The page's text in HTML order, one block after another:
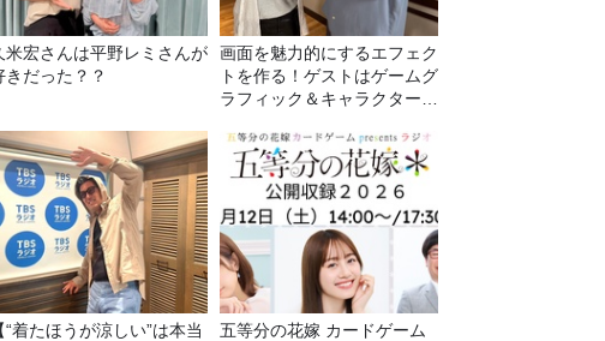
米宏さんは平野レミさんが
きだった？？
画面を魅力的にするエフェク
トを作る！ゲストはゲームグ
ラフィック＆キャラクター専
【“着たほうが涼しい”は本当
五等分の花嫁 カードゲーム